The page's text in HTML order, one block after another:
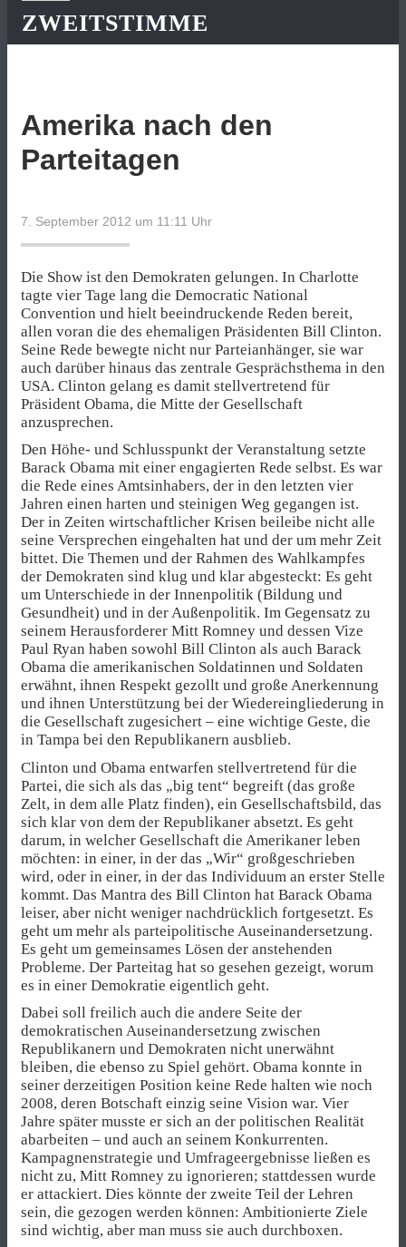
ZWEITSTIMME
Amerika nach den
Parteitagen
7. September 2012 um 11:11 Uhr
Die Show ist den Demokraten gelungen. In Charlotte
tagte vier Tage lang die Democratic National
Convention und hielt beeindruckende Reden bereit,
allen voran die des ehemaligen Präsidenten Bill Clinton.
Seine Rede bewegte nicht nur Parteianhänger, sie war
auch darüber hinaus das zentrale Gesprächsthema in den
USA. Clinton gelang es damit stellvertretend für
Präsident Obama, die Mitte der Gesellschaft
anzusprechen.
Den Höhe- und Schlusspunkt der Veranstaltung setzte
Barack Obama mit einer engagierten Rede selbst. Es war
die Rede eines Amtsinhabers, der in den letzten vier
Jahren einen harten und steinigen Weg gegangen ist.
Der in Zeiten wirtschaftlicher Krisen beileibe nicht alle
seine Versprechen eingehalten hat und der um mehr Zeit
bittet. Die Themen und der Rahmen des Wahlkampfes
der Demokraten sind klug und klar abgesteckt: Es geht
um Unterschiede in der Innenpolitik (Bildung und
Gesundheit) und in der Außenpolitik. Im Gegensatz zu
seinem Herausforderer Mitt Romney und dessen Vize
Paul Ryan haben sowohl Bill Clinton als auch Barack
Obama die amerikanischen Soldatinnen und Soldaten
erwähnt, ihnen Respekt gezollt und große Anerkennung
und ihnen Unterstützung bei der Wiedereingliederung in
die Gesellschaft zugesichert – eine wichtige Geste, die
in Tampa bei den Republikanern ausblieb.
Clinton und Obama entwarfen stellvertretend für die
Partei, die sich als das „big tent“ begreift (das große
Zelt, in dem alle Platz finden), ein Gesellschaftsbild, das
sich klar von dem der Republikaner absetzt. Es geht
darum, in welcher Gesellschaft die Amerikaner leben
möchten: in einer, in der das „Wir“ großgeschrieben
wird, oder in einer, in der das Individuum an erster Stelle
kommt. Das Mantra des Bill Clinton hat Barack Obama
leiser, aber nicht weniger nachdrücklich fortgesetzt. Es
geht um mehr als parteipolitische Auseinandersetzung.
Es geht um gemeinsames Lösen der anstehenden
Probleme. Der Parteitag hat so gesehen gezeigt, worum
es in einer Demokratie eigentlich geht.
Dabei soll freilich auch die andere Seite der
demokratischen Auseinandersetzung zwischen
Republikanern und Demokraten nicht unerwähnt
bleiben, die ebenso zu Spiel gehört. Obama konnte in
seiner derzeitigen Position keine Rede halten wie noch
2008, deren Botschaft einzig seine Vision war. Vier
Jahre später musste er sich an der politischen Realität
abarbeiten – und auch an seinem Konkurrenten.
Kampagnenstrategie und Umfrageergebnisse ließen es
nicht zu, Mitt Romney zu ignorieren; stattdessen wurde
er attackiert. Dies könnte der zweite Teil der Lehren
sein, die gezogen werden können: Ambitionierte Ziele
sind wichtig, aber man muss sie auch durchboxen.